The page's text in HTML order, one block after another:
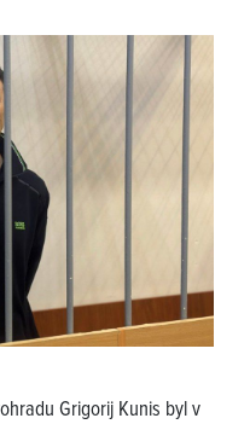
Grigorij Kunis byl v